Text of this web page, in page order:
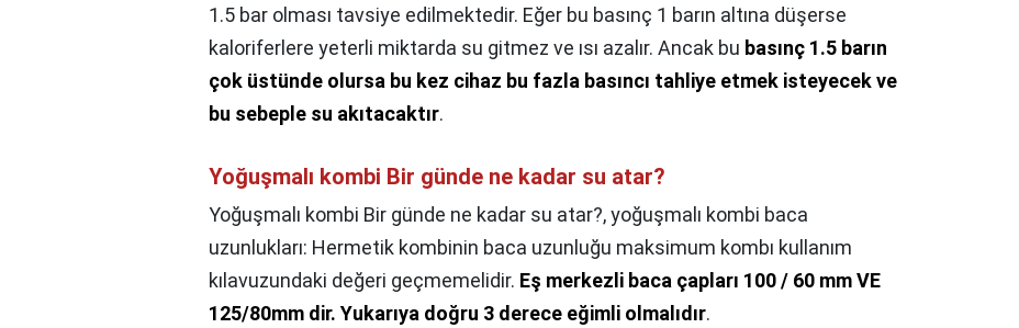
1.5 bar olması tavsiye edilmektedir. Eğer bu basınç 1 barın altına düşerse
kaloriferlere yeterli miktarda su gitmez ve ısı azalır. Ancak bu basınç 1.5 barın
çok üstünde olursa bu kez cihaz bu fazla basıncı tahliye etmek isteyecek ve
bu sebeple su akıtacaktır.
Yoğuşmalı kombi Bir günde ne kadar su atar?
Yoğuşmalı kombi Bir günde ne kadar su atar?,yoğuşmalı kombi baca
uzunlukları: Hermetik kombinin baca uzunluğu maksimum kombı kullanım
kılavuzundaki değeri geçmemelidir. Eş merkezli baca çapları 100 / 60 mm VE
125/80mm dir. Yukarıya doğru 3 derece eğimli olmalıdır.